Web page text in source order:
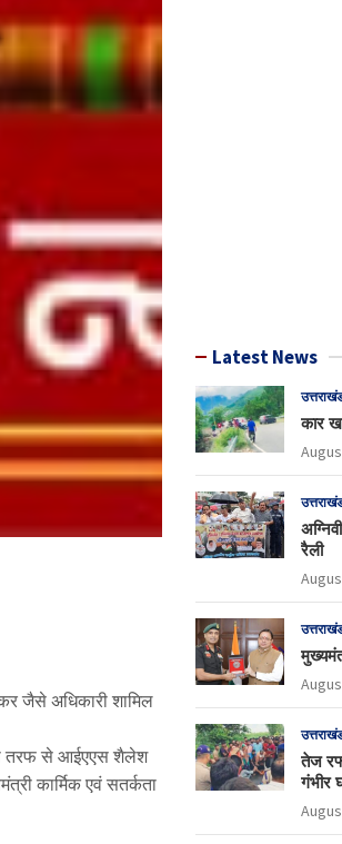
जैसे अधिकारी शामिल
तरफ से आईएएस शैलेश
कार्मिक एवं सतर्कता
Latest News
कार
रैली
तेज
गंभीर